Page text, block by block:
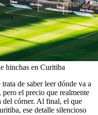
hinchas en Curitiba
de saber leer dónde va a
pero el precio que realmente
del córner. Al final, el que
ese detalle silencioso